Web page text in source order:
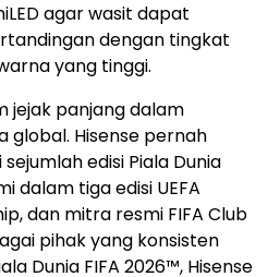
agar wasit dapat
dengan tingkat
yang tinggi.
jejak panjang dalam
global. Hisense pernah
edisi Piala Dunia
dalam tiga edisi UEFA
dan mitra resmi FIFA Club
pihak yang konsisten
Dunia FIFA 2026™, Hisense